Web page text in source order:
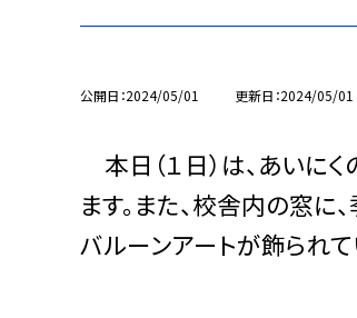
公開日 2024/05/01 更新日 2024/05/01
本日（１日）は、あいに
ます。また、校舎内の窓
バルーンアートが飾られ